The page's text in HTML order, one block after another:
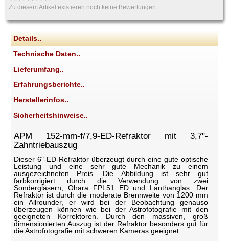
Zu diesem Artikel existieren noch keine Bewertungen
Details..
Technische Daten..
Lieferumfang..
Erfahrungsberichte..
Herstellerinfos..
Sicherheitshinweise..
APM 152-mm-f/7,9-ED-Refraktor mit 3,7"-
Zahntriebauszug
Dieser 6"-ED-Refraktor überzeugt durch eine gute optische
Leistung und eine sehr gute Mechanik zu einem
ausgezeichneten Preis. Die Abbildung ist sehr gut
farbkorrigiert durch die Verwendung von zwei
Sondergläsern, Ohara FPL51 ED und Lanthanglas. Der
Refraktor ist durch die moderate Brennweite von 1200 mm
ein Allrounder, er wird bei der Beobachtung genauso
überzeugen können wie bei der Astrofotografie mit den
geeigneten Korrektoren. Durch den massiven, groß
dimensionierten Auszug ist der Refraktor besonders gut für
die Astrofotografie mit schweren Kameras geeignet.